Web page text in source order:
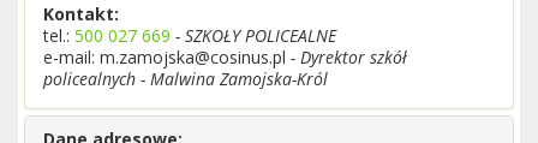
Kontakt:
tel.: 500 027 669 - SZKOŁY POLICEALNE
e-mail: m.zamojska@cosinus.pl - Dyrektor szkół
policealnych - Malwina Zamojska-Król